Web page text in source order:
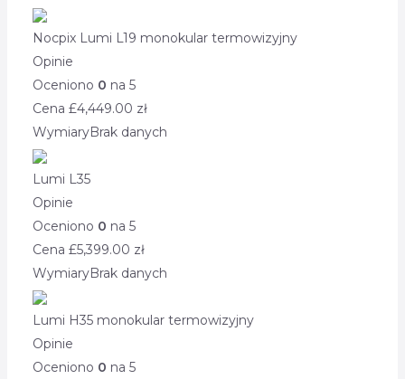
Nocpix Lumi L19 monokular termowizyjny
Opinie
Oceniono 0 na 5
Cena £4,449.00 zł
WymiaryBrak danych
Lumi L35
Opinie
Oceniono 0 na 5
Cena £5,399.00 zł
WymiaryBrak danych
Lumi H35 monokular termowizyjny
Opinie
Oceniono 0 na 5